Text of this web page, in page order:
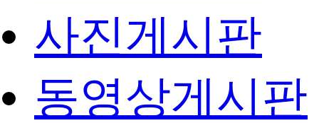
사진게시판
동영상게시판